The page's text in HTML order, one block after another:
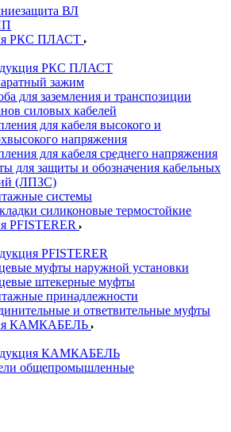
ВЛ
РКС ПЛАСТ
РКС ПЛАСТ
зажим
для заземления и транспозиции
силовых кабелей
для кабеля высокого и
напряжения
для кабеля среднего напряжения
для защиты и обозначения кабельных
(ЛПЗС)
системы
силиконовые термостойкие
PFISTERER
PFISTERER
муфты наружной установки
штекерные муфты
принадлежности
и ответвительные муфты
КАМКАБЕЛЬ
КАМКАБЕЛЬ
общепромышленные